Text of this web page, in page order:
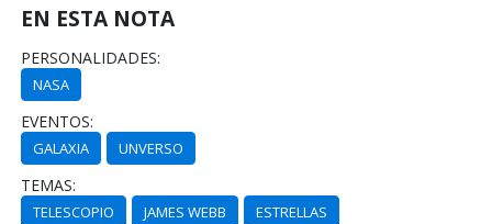
EN ESTA NOTA
PERSONALIDADES:
NASA
EVENTOS:
GALAXIA UNVERSO
TEMAS:
TELESCOPIO JAMES WEBB ESTRELLAS